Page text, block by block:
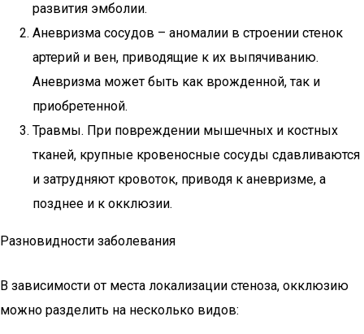
развития эмболии.
Аневризма сосудов – аномалии в строении стенок
артерий и вен, приводящие к их выпячиванию.
Аневризма может быть как врожденной, так и
приобретенной.
Травмы. При повреждении мышечных и костных
тканей, крупные кровеносные сосуды сдавливаются
и затрудняют кровоток, приводя к аневризме, а
позднее и к окклюзии.
Разновидности заболевания
В зависимости от места локализации стеноза, окклюзию
можно разделить на несколько видов: